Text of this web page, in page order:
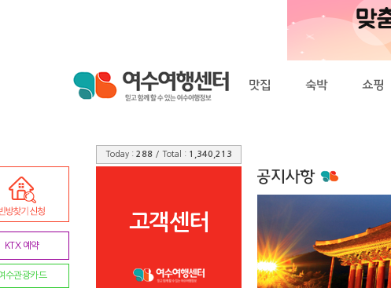
KTX 예약
수관광카드
Today : 288 / Total : 1,340,213
고객센터